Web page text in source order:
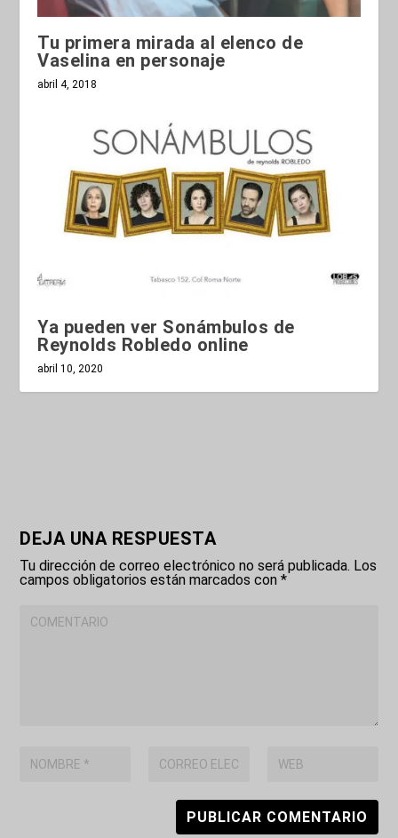
Tu primera mirada al elenco de
Vaselina en personaje
abril 4, 2018
Ya pueden ver Sonámbulos de
Reynolds Robledo online
abril 10, 2020
DEJA UNA RESPUESTA
Tu dirección de correo electrónico no será publicada. Los
campos obligatorios están marcados con*